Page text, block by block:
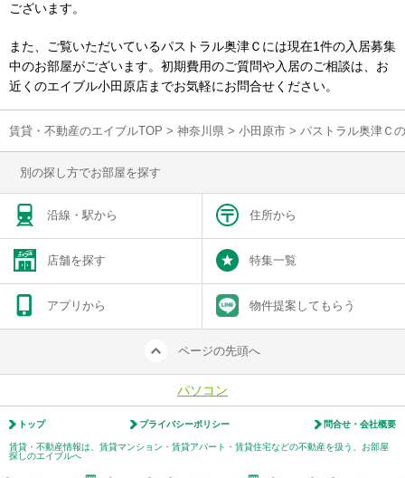
ございます。
また、ご覧いただいているパストラル奥津Ｃには現在1件の入居募集
中のお部屋がございます。初期費用のご質問や入居のご相談は、お
近くのエイブル小田原店までお気軽にお問合せください。
賃貸・不動産のエイブルTOP > 神奈川県 > 小田原市 > パストラル奥津Ｃ
別の探し方でお部屋を探す
沿線・駅から 住所から
店舗を探す 特集一覧
アプリから 物件提案してもらう
ページの先頭へ
パソコン
トップ プライバシーポリシー 問合せ・会社概要
賃貸・不動産情報は、賃貸マンション・賃貸アパート・賃貸住宅などの不動産を扱う、お部屋
探しのエイブルへ